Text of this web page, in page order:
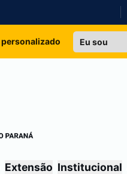
Extensão Institucional